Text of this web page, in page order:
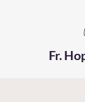
Fr.